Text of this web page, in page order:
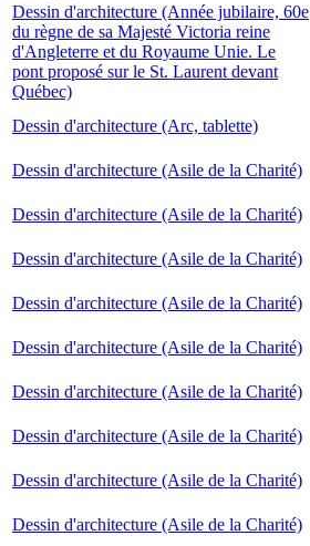
Dessin d'architecture (Année jubilaire, 60e
du règne de sa Majesté Victoria reine
d'Angleterre et du Royaume Unie. Le
pont proposé sur le St. Laurent devant
Québec)
Dessin d'architecture (Arc, tablette)
Dessin d'architecture (Asile de la Charité)
Dessin d'architecture (Asile de la Charité)
Dessin d'architecture (Asile de la Charité)
Dessin d'architecture (Asile de la Charité)
Dessin d'architecture (Asile de la Charité)
Dessin d'architecture (Asile de la Charité)
Dessin d'architecture (Asile de la Charité)
Dessin d'architecture (Asile de la Charité)
Dessin d'architecture (Asile de la Charité)